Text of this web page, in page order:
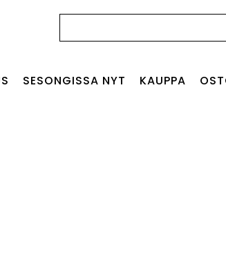
SESONGISSA NYT KAUPPA